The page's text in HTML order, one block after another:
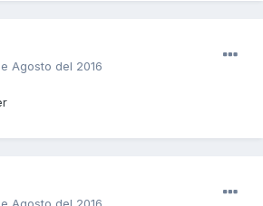
Agosto del 2016